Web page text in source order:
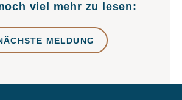
viel mehr zu lesen:
MELDUNG